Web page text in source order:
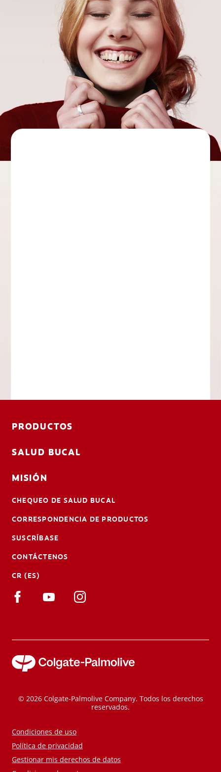
PRODUCTOS
SALUD BUCAL
MISIÓN
CHEQUEO DE SALUD BUCAL
CORRESPONDENCIA DE PRODUCTOS
SUSCRÍBASE
CONTÁCTENOS
CR (ES)
© 2026 Colgate-Palmolive Company. Todos los derechos
reservados.
Condiciones de uso
Política de privacidad
Gestionar mis derechos de datos